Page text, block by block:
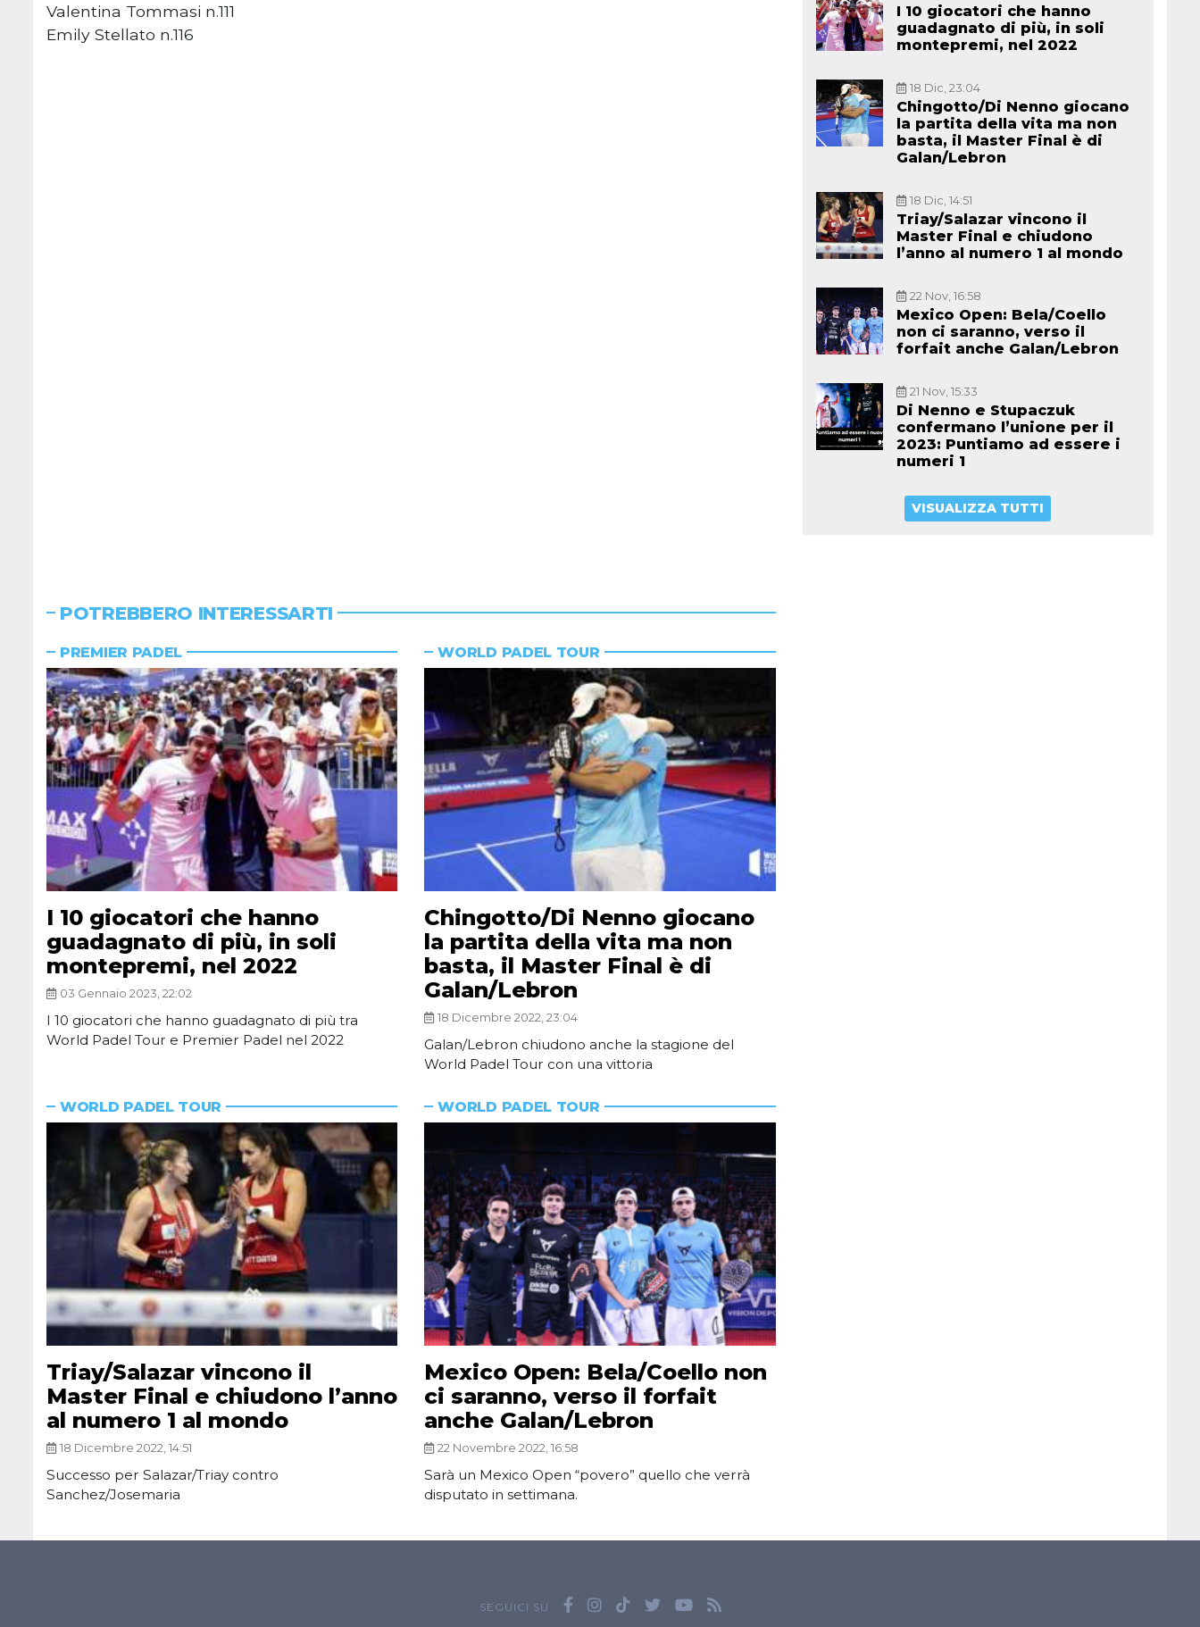
Valentina Tommasi n.111
Emily Stellato n.116
POTREBBERO INTERESSARTI
PREMIER PADEL
I 10 giocatori che hanno
guadagnato di più, in soli
montepremi, nel 2022
03 Gennaio 2023, 22:02
I 10 giocatori che hanno guadagnato di più tra
World Padel Tour e Premier Padel nel 2022
WORLD PADEL TOUR
Chingotto/Di Nenno giocano
la partita della vita ma non
basta, il Master Final è di
Galan/Lebron
18 Dicembre 2022, 23:04
Galan/Lebron chiudono anche la stagione del
World Padel Tour con una vittoria
WORLD PADEL TOUR
Triay/Salazar vincono il
Master Final e chiudono l’anno
al numero 1 al mondo
18 Dicembre 2022, 14:51
Successo per Salazar/Triay contro
Sanchez/Josemaria
WORLD PADEL TOUR
Mexico Open: Bela/Coello non
ci saranno, verso il forfait
anche Galan/Lebron
22 Novembre 2022, 16:58
Sarà un Mexico Open “povero” quello che verrà
disputato in settimana.
I 10 giocatori che hanno
guadagnato di più, in soli
montepremi, nel 2022
18 Dic, 23:04
Chingotto/Di Nenno giocano
la partita della vita ma non
basta, il Master Final è di
Galan/Lebron
18 Dic, 14:51
Triay/Salazar vincono il
Master Final e chiudono
l’anno al numero 1 al mondo
22 Nov, 16:58
Mexico Open: Bela/Coello
non ci saranno, verso il
forfait anche Galan/Lebron
21 Nov, 15:33
Di Nenno e Stupaczuk
confermano l’unione per il
2023: Puntiamo ad essere i
numeri 1
VISUALIZZA TUTTI
SEGUICI SU